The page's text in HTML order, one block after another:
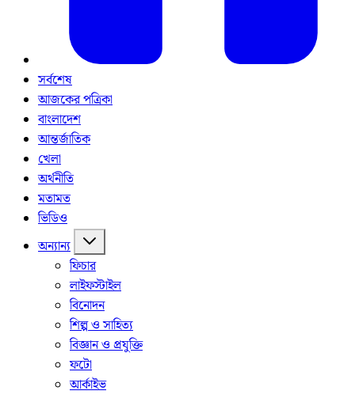
সর্বশেষ
আজকের পত্রিকা
বাংলাদেশ
আন্তর্জাতিক
খেলা
অর্থনীতি
মতামত
ভিডিও
অন্যান্য
ফিচার
লাইফস্টাইল
বিনোদন
শিল্প ও সাহিত্য
বিজ্ঞান ও প্রযুক্তি
ফটো
আর্কাইভ